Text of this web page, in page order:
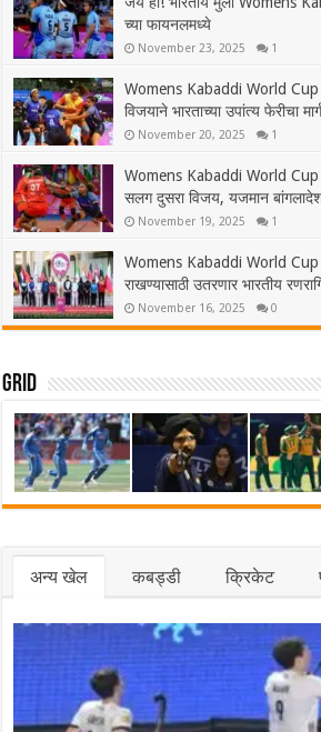
च्या फायनलमध्ये
November 23, 2025 1
Womens Kabaddi World Cup
विजयाने भारताच्या उपांत्य फेरीचा
November 20, 2025 1
Womens Kabaddi World Cup
सलग दुसरा विजय, यजमान
November 19, 2025 1
Womens Kabaddi World Cup
राखण्यासाठी उतरणार भारतीय
November 16, 2025 0
Grid
अन्य खेल कबड्डी क्रिकेट